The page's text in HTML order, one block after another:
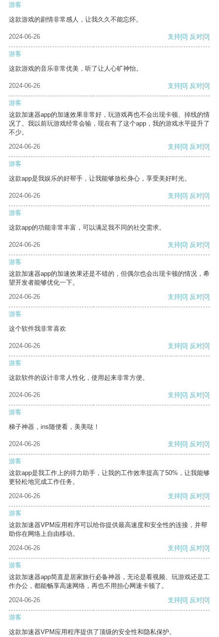
游客
这款游戏的剧情非常感人，让我久久不能忘怀。
2024-06-26 支持[0] 反对[0]
游客
这款游戏的音乐非常优美，听了让人心旷神怡。
2024-06-26 支持[0] 反对[0]
游客
这款加速器app的加速效果非常好，玩游戏再也不会出现卡顿、掉线的情
况了。我以前玩游戏经常会输，现在有了这个app，我的游戏水平提升了
不少。
2024-06-26
支持[0] 反对[0]
游客
这款app是我娱乐的好帮手，让我能够放松身心，享受美好时光。
2024-06-26 支持[0] 反对[0]
游客
这款app的功能非常丰富，可以满足我不同的社交需求。
2024-06-26 支持[0] 反对[0]
游客
这款加速器app的加速效果还是不错的，但偶尔也会出现卡顿的情况，希
望开发者能够优化一下。
2024-06-26
支持[0] 反对[0]
游客
这个软件我非常喜欢
2024-06-26 支持[0] 反对[0]
游客
这款软件的设计非常人性化，使用起来非常方便。
2024-06-26 支持[0] 反对[0]
游客
梯子神器，ins随便看，美美哒！
2024-06-26 支持[0] 反对[0]
游客
这款app是我工作上的得力助手，让我的工作效率提高了50%，让我能够
更轻松地完成工作任务。
2024-06-26
支持[0] 反对[0]
游客
这款加速器VPM应用程序可以给你提供最高速度和安全性的连接，并帮
助你在网络上自由移动。
2024-06-26
支持[0] 反对[0]
游客
这款加速器app简直是居家旅行必备神器，无论是看视频、玩游戏还是工
作办公，都能畅享高速网络，再也不用担心网速卡顿了。
2024-06-26
支持[0] 反对[0]
游客
这款加速器VPM应用程序提供了顶级的安全性和隐私保护。